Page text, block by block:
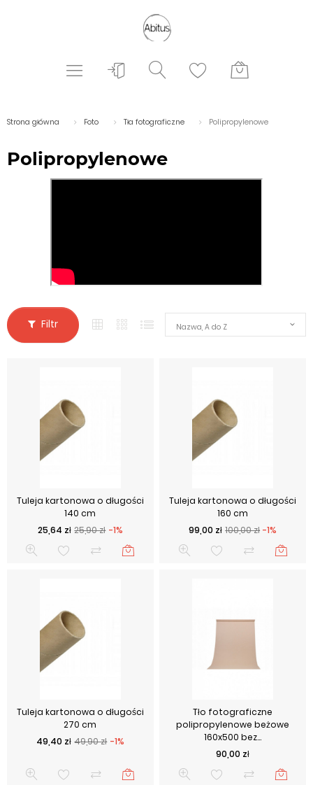
Strona główna Foto Tła fotograficzne Polipropylenowe
Polipropylenowe
Filtr Nazwa, A do Z
Tuleja kartonowa o długości
140 cm
Cena podstawowa
25,90 zł -1%
Cena
25,64 zł
Tuleja kartonowa o długości
160 cm
Cena podstawowa
100,00 zł -1%
Cena
99,00 zł
Tuleja kartonowa o długości
270 cm
Cena podstawowa
49,90 zł -1%
Cena
49,40 zł
Tło fotograficzne
polipropylenowe beżowe
160x500 bez...
Cena
90,00 zł